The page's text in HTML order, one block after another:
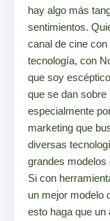
hay algo más
sentimientos.
canal de cine
tecnología, con
que soy
que se dan sobre
especialmente
marketing que
diversas
grandes modelos
Si con
un mejor modelo
esto haga que un